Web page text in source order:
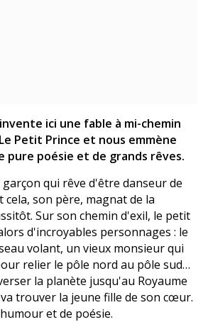
ici une fable à mi-chemin
Petit Prince et nous emmène
pure poésie et de grands rêves.
qui rêve d'être danseur de
cela, son père, magnat de la
Sur son chemin d'exil, le petit
d'incroyables personnages : le
volant, un vieux monsieur qui
relier le pôle nord au pôle sud…
la planète jusqu'au Royaume
trouver la jeune fille de son cœur.
et de poésie.